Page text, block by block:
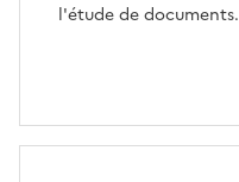
l'étude de documents.